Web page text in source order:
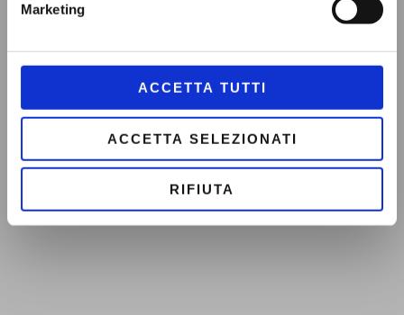
Marketing
ACCETTA TUTTI
ACCETTA SELEZIONATI
RIFIUTA
Le Parole della Salute:
uscito il nuovo glossario
online con contributi dei
A tutto il territorio regionale